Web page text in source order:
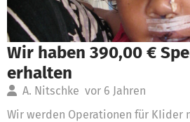
Wir haben 390,00 €
erhalten
A. Nitschke vor 6 Jahren
Wir werden Operationen für KIider